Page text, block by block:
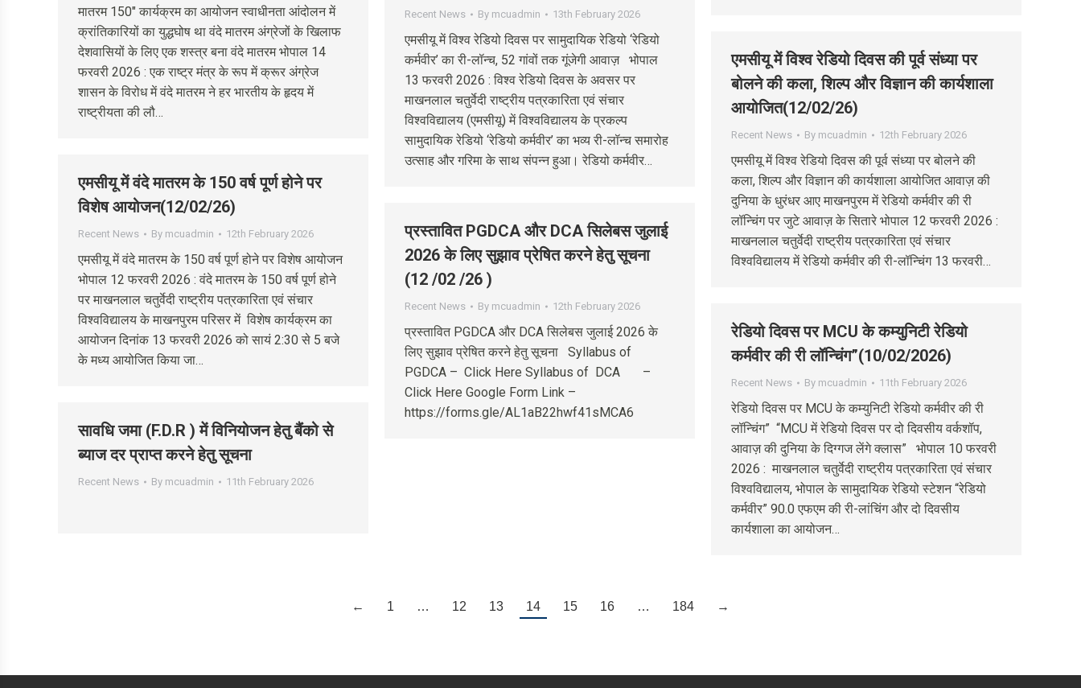
मातरम 150″ कार्यक्रम का आयोजन स्वाधीनता आंदोलन में
क्रांतिकारियों का युद्धघोष था वंदे मातरम अंग्रेजों के खिलाफ
देशवासियों के लिए एक शस्त्र बना वंदे मातरम भोपाल 14
फरवरी 2026 : एक राष्ट्र मंत्र के रूप में क्रूर अंग्रेज
शासन के विरोध में वंदे मातरम ने हर भारतीय के हृदय में
राष्ट्रीयता की लौ…
Recent News By mcuadmin 13th February 2026
एमसीयू में विश्व रेडियो दिवस पर सामुदायिक रेडियो ‘रेडियो
कर्मवीर’ का री-लॉन्च, 52 गांवों तक गूंजेगी आवाज़ भोपाल
13 फरवरी 2026 : विश्व रेडियो दिवस के अवसर पर
माखनलाल चतुर्वेदी राष्ट्रीय पत्रकारिता एवं संचार
विश्वविद्यालय (एमसीयू) में विश्वविद्यालय के प्रकल्प
सामुदायिक रेडियो ‘रेडियो कर्मवीर’ का भव्य री-लॉन्च समारोह
उत्साह और गरिमा के साथ संपन्न हुआ। रेडियो कर्मवीर…
एमसीयू में विश्व रेडियो दिवस की पूर्व संध्या पर
बोलने की कला, शिल्प और विज्ञान की कार्यशाला
आयोजित(12/02/26)
Recent News By mcuadmin 12th February 2026
एमसीयू में विश्व रेडियो दिवस की पूर्व संध्या पर बोलने की
कला, शिल्प और विज्ञान की कार्यशाला आयोजित आवाज़ की
दुनिया के धुरंधर आए माखनपुरम में रेडियो कर्मवीर की री
लॉन्चिंग पर जुटे आवाज़ के सितारे भोपाल 12 फरवरी 2026 :
माखनलाल चतुर्वेदी राष्ट्रीय पत्रकारिता एवं संचार
विश्वविद्यालय में रेडियो कर्मवीर की री-लॉन्चिंग 13 फरवरी…
एमसीयू में वंदे मातरम के 150 वर्ष पूर्ण होने पर
विशेष आयोजन(12/02/26)
Recent News By mcuadmin 12th February 2026
एमसीयू में वंदे मातरम के 150 वर्ष पूर्ण होने पर विशेष आयोजन
भोपाल 12 फरवरी 2026 : वंदे मातरम के 150 वर्ष पूर्ण होने
पर माखनलाल चतुर्वेदी राष्ट्रीय पत्रकारिता एवं संचार
विश्वविद्यालय के माखनपुरम परिसर में विशेष कार्यक्रम का
आयोजन दिनांक 13 फरवरी 2026 को सायं 2:30 से 5 बजे
के मध्य आयोजित किया जा…
प्रस्तावित PGDCA और DCA सिलेबस जुलाई
2026 के लिए सुझाव प्रेषित करने हेतु सूचना
(12 /02 /26 )
Recent News By mcuadmin 12th February 2026
प्रस्तावित PGDCA और DCA सिलेबस जुलाई 2026 के
लिए सुझाव प्रेषित करने हेतु सूचना Syllabus of
PGDCA – Click Here Syllabus of DCA –
Click Here Google Form Link –
https://forms.gle/AL1aB22hwf41sMCA6
रेडियो दिवस पर MCU के कम्युनिटी रेडियो
कर्मवीर की री लॉन्चिंग”(10/02/2026)
Recent News By mcuadmin 11th February 2026
रेडियो दिवस पर MCU के कम्युनिटी रेडियो कर्मवीर की री
लॉन्चिंग” “MCU में रेडियो दिवस पर दो दिवसीय वर्कशॉप,
आवाज़ की दुनिया के दिग्गज लेंगे क्लास” भोपाल 10 फरवरी
2026 : माखनलाल चतुर्वेदी राष्ट्रीय पत्रकारिता एवं संचार
विश्वविद्यालय, भोपाल के सामुदायिक रेडियो स्टेशन “रेडियो
कर्मवीर” 90.0 एफएम की री-लांचिंग और दो दिवसीय
कार्यशाला का आयोजन…
सावधि जमा (F.D.R ) में विनियोजन हेतु बैंको से
ब्याज दर प्राप्त करने हेतु सूचना
Recent News By mcuadmin 11th February 2026
← 1 … 12 13 14 15 16 … 184 →